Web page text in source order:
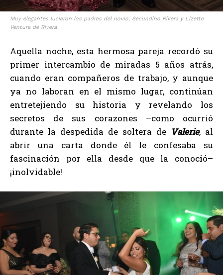
Muy elegantes lucieron los padres del novio, Secundino Rivera y Lizette
Ventura de Rivera
Aquella noche, esta hermosa pareja recordó su
primer intercambio de miradas 5 años atrás,
cuando eran compañeros de trabajo, y aunque
ya no laboran en el mismo lugar, continúan
entretejiendo su historia y revelando los
secretos de sus corazones –como ocurrió
durante la despedida de soltera de Valerie, al
abrir una carta donde él le confesaba su
fascinación por ella desde que la conoció–
¡inolvidable!